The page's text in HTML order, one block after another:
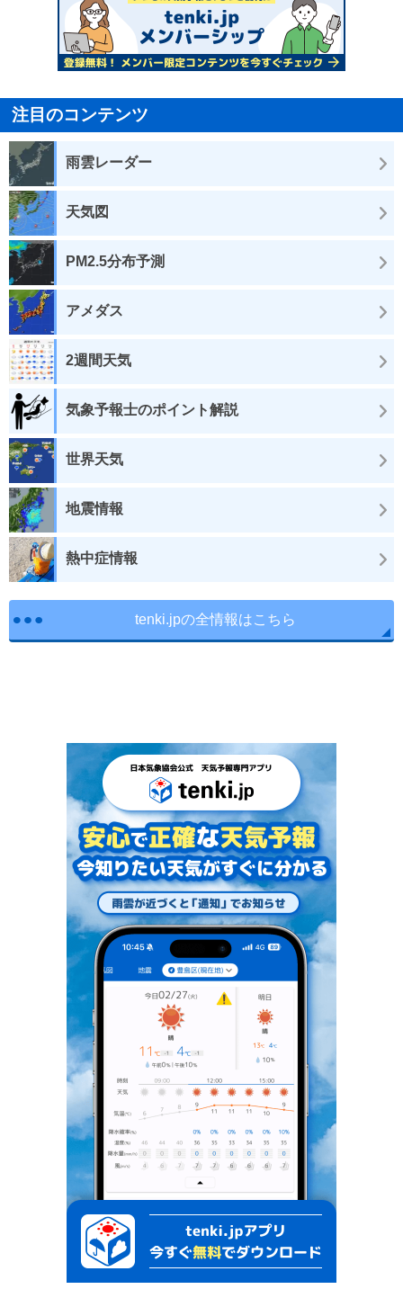
注目のコンテンツ
雨雲レーダー
天気図
PM2.5分布予測
アメダス
2週間天気
気象予報士のポイント解説
世界天気
地震情報
熱中症情報
tenki.jpの全情報はこちら